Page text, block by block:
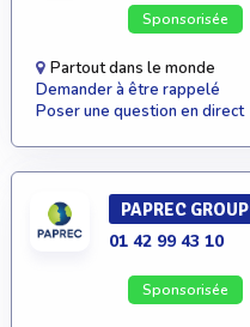
Sponsorisée
Partout dans le monde
Demander à être rappelé
Poser une question en direct
PAPREC GROUP
01 42 99 43 10
Sponsorisée